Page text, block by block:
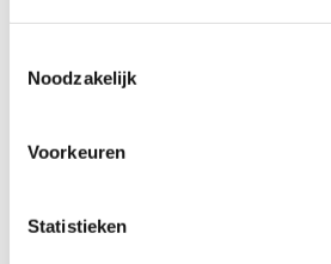
Noodzakelijk
Voorkeuren
Statistieken
Voordeuren worden afgehangen met
schroeven zowel in de deur als op het
het kozijn gemonteerd om de deur
kromtrekken tegen te gaan. Voordeuren